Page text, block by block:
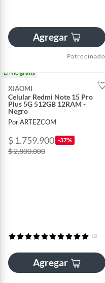
Agregar
Patrocinado
Envíogratis
XIAOMI
Celular Redmi Note 15 Pro
Plus 5G 512GB 12RAM -
Negro
Por ARTEZCOM
$ 1.759.900 -37%
$ 2.800.000
(2)
Agregar